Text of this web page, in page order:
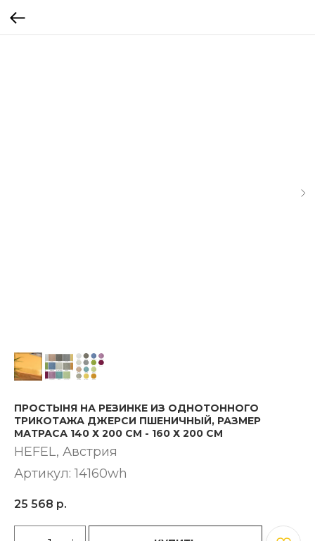
ПРОСТЫНЯ НА РЕЗИНКЕ ИЗ ОДНОТОННОГО
ТРИКОТАЖА ДЖЕРСИ ПШЕНИЧНЫЙ, РАЗМЕР
МАТРАСА 140 Х 200 СМ - 160 Х 200 СМ
HEFEL, Австрия
Артикул:14160wh
25 568 р.